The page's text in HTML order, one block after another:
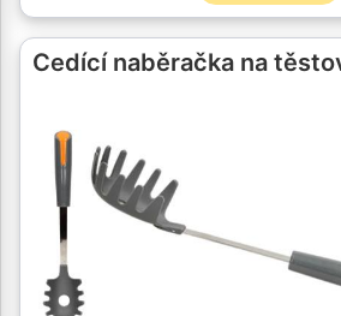
Cedící naběračka na